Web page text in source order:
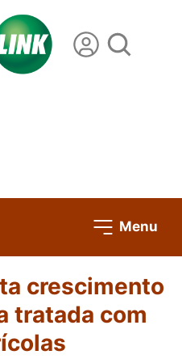
Menu
crescimento
tratada com